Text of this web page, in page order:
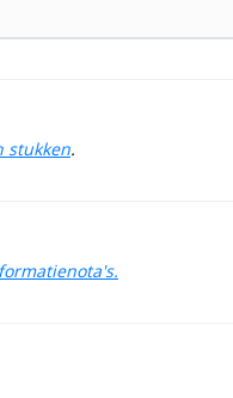
stukken.